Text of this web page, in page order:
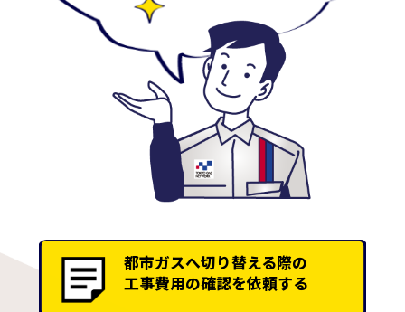
都市ガスへ切り替える際の
工事費用の確認を依頼する